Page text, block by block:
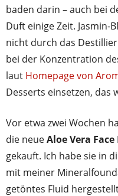
baden darin – auch bei
Duft einige Zeit. Jasmin-
nicht durch das
bei der Konzentration
laut Homepage von
Desserts einsetzen, das
Vor etwa zwei Wochen
die neueAloe Vera
gekauft. Ich habe sie in
mit meiner
getöntes Fluid